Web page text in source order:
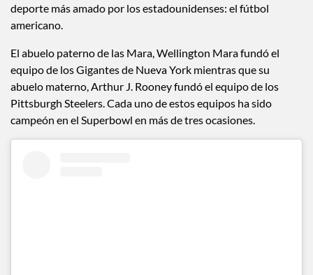
deporte más amado por los estadounidenses: el fútbol
americano.
El abuelo paterno de las Mara, Wellington Mara fundó el
equipo de los Gigantes de Nueva York mientras que su
abuelo materno, Arthur J. Rooney fundó el equipo de los
Pittsburgh Steelers. Cada uno de estos equipos ha sido
campeón en el Superbowl en más de tres ocasiones.